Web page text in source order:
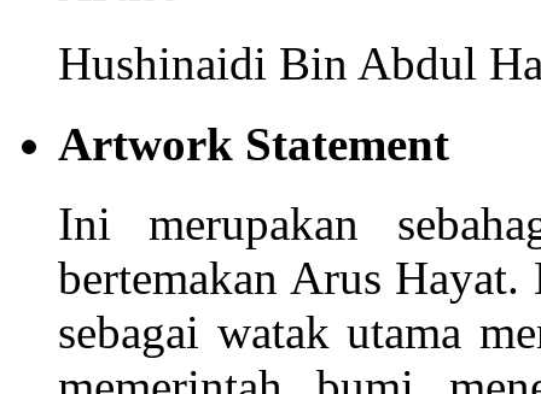
Hushinaidi Bin Abdul
Artwork Statement
Ini merupakan
bertemakan Arus
sebagai watak utama